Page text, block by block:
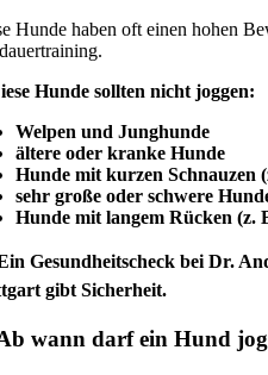
Hunde haben oft einen hohen
Hunde sollten nicht joggen:
Welpen und Junghunde
ältere oder kranke Hunde
Hunde mit kurzen Schnauzen
sehr große oder schwere
Hunde mit langem Rücken (z.
Gesundheitscheck bei Dr.
gibt Sicherheit.
wann darf ein Hund